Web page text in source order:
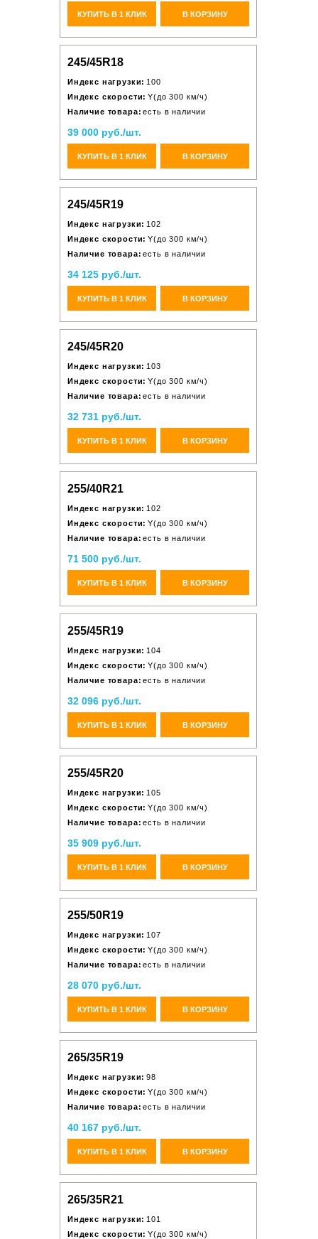
КУПИТЬ В 1 КЛИК В КОРЗИНУ
245/45R18
Индекс нагрузки: 100
Индекс скорости: Y(до 300 км/ч)
Наличие товара: есть в наличии
39 000 руб./шт.
КУПИТЬ В 1 КЛИК В КОРЗИНУ
245/45R19
Индекс нагрузки: 102
Индекс скорости: Y(до 300 км/ч)
Наличие товара: есть в наличии
34 125 руб./шт.
КУПИТЬ В 1 КЛИК В КОРЗИНУ
245/45R20
Индекс нагрузки: 103
Индекс скорости: Y(до 300 км/ч)
Наличие товара: есть в наличии
32 731 руб./шт.
КУПИТЬ В 1 КЛИК В КОРЗИНУ
255/40R21
Индекс нагрузки: 102
Индекс скорости: Y(до 300 км/ч)
Наличие товара: есть в наличии
71 500 руб./шт.
КУПИТЬ В 1 КЛИК В КОРЗИНУ
255/45R19
Индекс нагрузки: 104
Индекс скорости: Y(до 300 км/ч)
Наличие товара: есть в наличии
32 096 руб./шт.
КУПИТЬ В 1 КЛИК В КОРЗИНУ
255/45R20
Индекс нагрузки: 105
Индекс скорости: Y(до 300 км/ч)
Наличие товара: есть в наличии
35 909 руб./шт.
КУПИТЬ В 1 КЛИК В КОРЗИНУ
255/50R19
Индекс нагрузки: 107
Индекс скорости: Y(до 300 км/ч)
Наличие товара: есть в наличии
28 070 руб./шт.
КУПИТЬ В 1 КЛИК В КОРЗИНУ
265/35R19
Индекс нагрузки: 98
Индекс скорости: Y(до 300 км/ч)
Наличие товара: есть в наличии
40 167 руб./шт.
КУПИТЬ В 1 КЛИК В КОРЗИНУ
265/35R21
Индекс нагрузки: 101
Индекс скорости: Y(до 300 км/ч)